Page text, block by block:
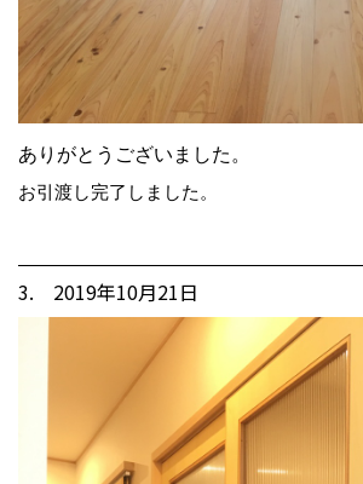
ありがとうございました。
お引渡し完了しました。
3. 2019年10月21日